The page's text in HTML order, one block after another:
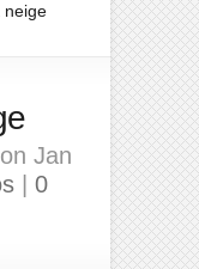
neige
Jan
| 0